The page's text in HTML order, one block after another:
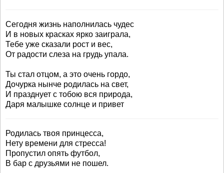
Сегодня жизнь наполнилась чудес
И в новых красках ярко заиграла,
Тебе уже сказали рост и вес,
От радости слеза на грудь упала.
Ты стал отцом, а это очень гордо,
Дочурка нынче родилась на свет,
И празднует с тобою вся природа,
Даря малышке солнце и привет
Родилась твоя принцесса,
Нету времени для стресса!
Пропустил опять футбол,
В бар с друзьями не пошел.